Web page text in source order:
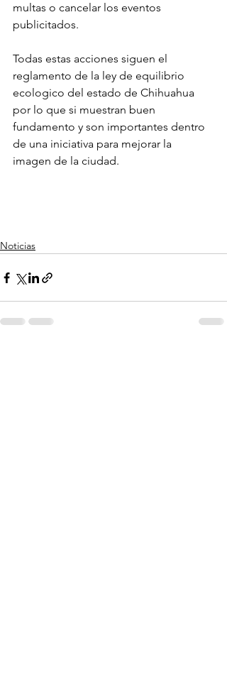
multas o cancelar los eventos
publicitados.
Todas estas acciones siguen el
reglamento de la ley de equilibrio
ecologico del estado de Chihuahua
por lo que si muestran buen
fundamento y son importantes dentro
de una iniciativa para mejorar la
imagen de la ciudad.
Noticias